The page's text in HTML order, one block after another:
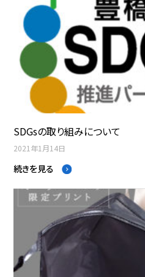
SDGsの取り組みについて
2021年1月14日
続きを見る